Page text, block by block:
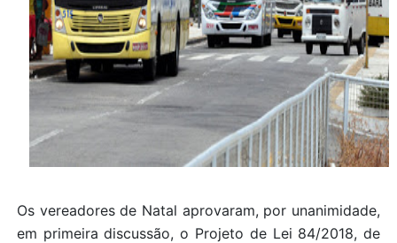
Os vereadores de Natal aprovaram, por unanimidade,
em primeira discussão, o Projeto de Lei 84/2018, de